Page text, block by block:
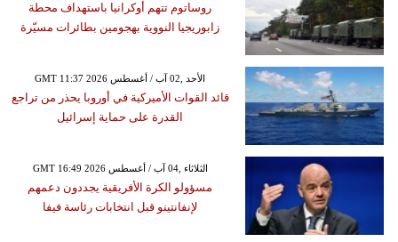
روساتوم تتهم أوكرانيا باستهداف محطة
زابوريجيا النووية بهجومين بطائرات مسيّرة
GMT 11:37 2026 الأحد ,02 آب / أغسطس
قائد القوات الأميركية في أوروبا يحذر من تراجع
القدرة على حماية إسرائيل
GMT 16:49 2026 الثلاثاء ,04 آب / أغسطس
مسؤولو الكرة الأفريقية يجددون دعمهم
لإنفانتينو قبل انتخابات رئاسة فيفا